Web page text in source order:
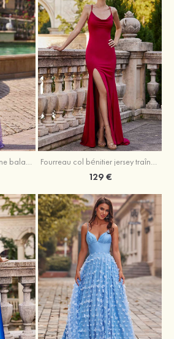
Fourreau carrée tulle traîne balayage robe de bal Fourreau col bénitier jersey traîne balayage robe de bal
129 €